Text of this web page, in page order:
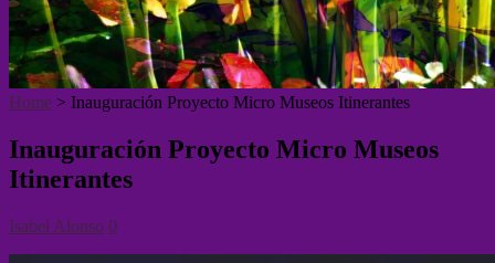
Home > Inauguración Proyecto Micro Museos Itinerantes
Inauguración Proyecto Micro Museos
Itinerantes
Isabel Alonso 0